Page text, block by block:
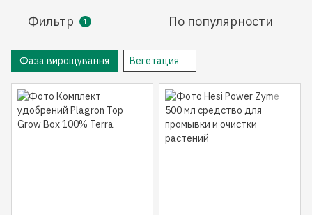
Фильтр 1 По популярности
Фаза вирощування Вегетация